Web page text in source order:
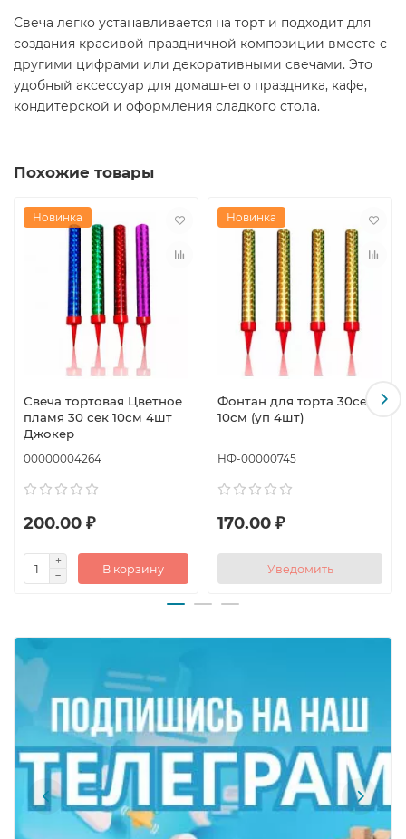
Свеча легко устанавливается на торт и подходит для
создания красивой праздничной композиции вместе с
другими цифрами или декоративными свечами. Это
удобный аксессуар для домашнего праздника, кафе,
кондитерской и оформления сладкого стола.
Похожие товары
Новинка
Свеча тортовая Цветное
пламя 30 сек 10см 4шт
Джокер
00000004264
200.00 ₽
В корзину
Новинка
Фонтан для торта 30сек
10см (уп 4шт)
НФ-00000745
170.00 ₽
Уведомить